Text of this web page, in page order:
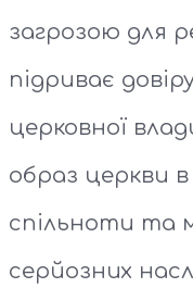
загрозою для
підриває
церковної
образ церкви
спільноти та
серйозних